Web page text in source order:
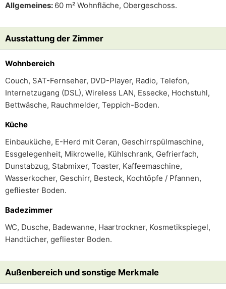
Allgemeines: 60 m² Wohnfläche, Obergeschoss.
Ausstattung der Zimmer
Wohnbereich
Couch, SAT-Fernseher, DVD-Player, Radio, Telefon,
Internetzugang (DSL), Wireless LAN, Essecke, Hochstuhl,
Bettwäsche, Rauchmelder, Teppich-Boden.
Küche
Einbauküche, E-Herd mit Ceran, Geschirrspülmaschine,
Essgelegenheit, Mikrowelle, Kühlschrank, Gefrierfach,
Dunstabzug, Stabmixer, Toaster, Kaffeemaschine,
Wasserkocher, Geschirr, Besteck, Kochtöpfe / Pfannen,
gefliester Boden.
Badezimmer
WC, Dusche, Badewanne, Haartrockner, Kosmetikspiegel,
Handtücher, gefliester Boden.
Außenbereich und sonstige Merkmale